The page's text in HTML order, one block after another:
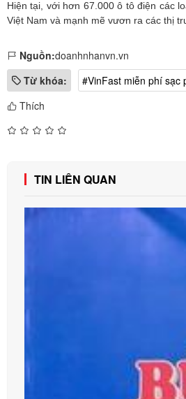
Hiện tại, với hơn 67.000 ô tô điện các
Việt Nam và mạnh mẽ vươn ra các thị
Nguồn:doanhnhanvn.vn
Từ khóa:
#VinFast miễn phí sạc
Thích
TIN LIÊN QUAN